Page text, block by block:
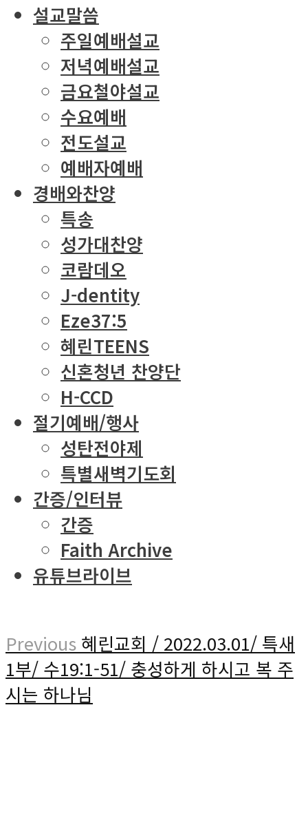
설교말씀
주일예배설교
저녁예배설교
금요철야설교
수요예배
전도설교
예배자예배
경배와찬양
특송
성가대찬양
코람데오
J-dentity
Eze37:5
혜린TEENS
신혼청년 찬양단
H-CCD
절기예배/행사
성탄전야제
특별새벽기도회
간증/인터뷰
간증
Faith Archive
유튜브라이브
Previous 혜린교회 / 2022.03.01/ 특새
1부/ 수19:1-51/ 충성하게 하시고 복 주
시는 하나님